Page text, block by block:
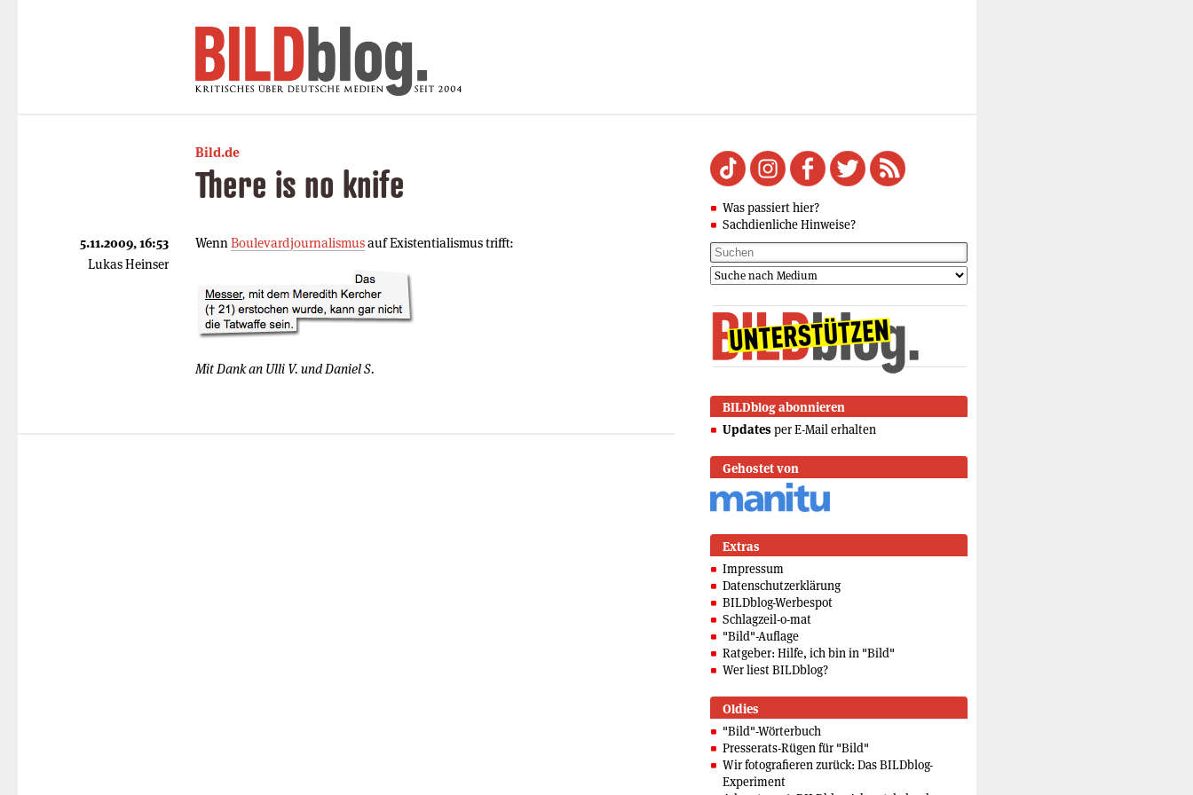
Bild.de
There is no knife
Wenn Boulevardjournalismusauf Existentialismus trifft:
Mit Dank an Ulli V. und Daniel S.
5.11.2009, 16:53
Lukas Heinser
Was passiert hier?
Sachdienliche Hinweise?
BILDblog abonnieren
Updates per E-Mail erhalten
Gehostet von
Extras
Impressum
Datenschutzerklärung
BILDblog-Werbespot
Schlagzeil-o-mat
"Bild"-Auflage
Ratgeber: Hilfe, ich bin in "Bild"
Wer liest BILDblog?
Oldies
"Bild"-Wörterbuch
Presserats-Rügen für "Bild"
Wir fotografieren zurück: Das BILDblog-
Experiment